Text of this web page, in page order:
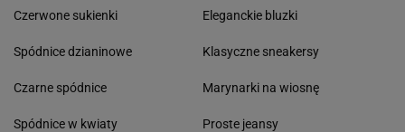
Czerwone sukienki
Spódnice dzianinowe
Czarne spódnice
Spódnice w kwiaty
Eleganckie bluzki
Klasyczne sneakersy
Marynarki na wiosnę
Proste jeansy